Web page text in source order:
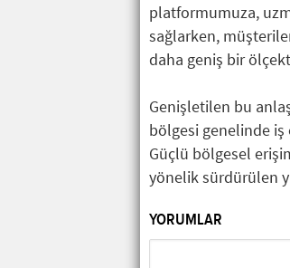
platformumuza,
sağlarken,
daha geniş bir
Genişletilen bu
bölgesi genelinde iş
Güçlü bölgesel
yönelik sürdürülen
YORUMLAR